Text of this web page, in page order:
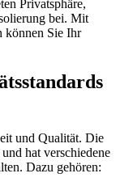
Privatsphäre,
bei. Mit
können Sie Ihr
und Qualität. Die
hat verschiedene
Dazu gehören: